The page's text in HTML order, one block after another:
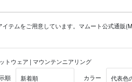
テムをご用意しています。マムート公式通販
トウェア | マウンテンニアリング
順
カラー